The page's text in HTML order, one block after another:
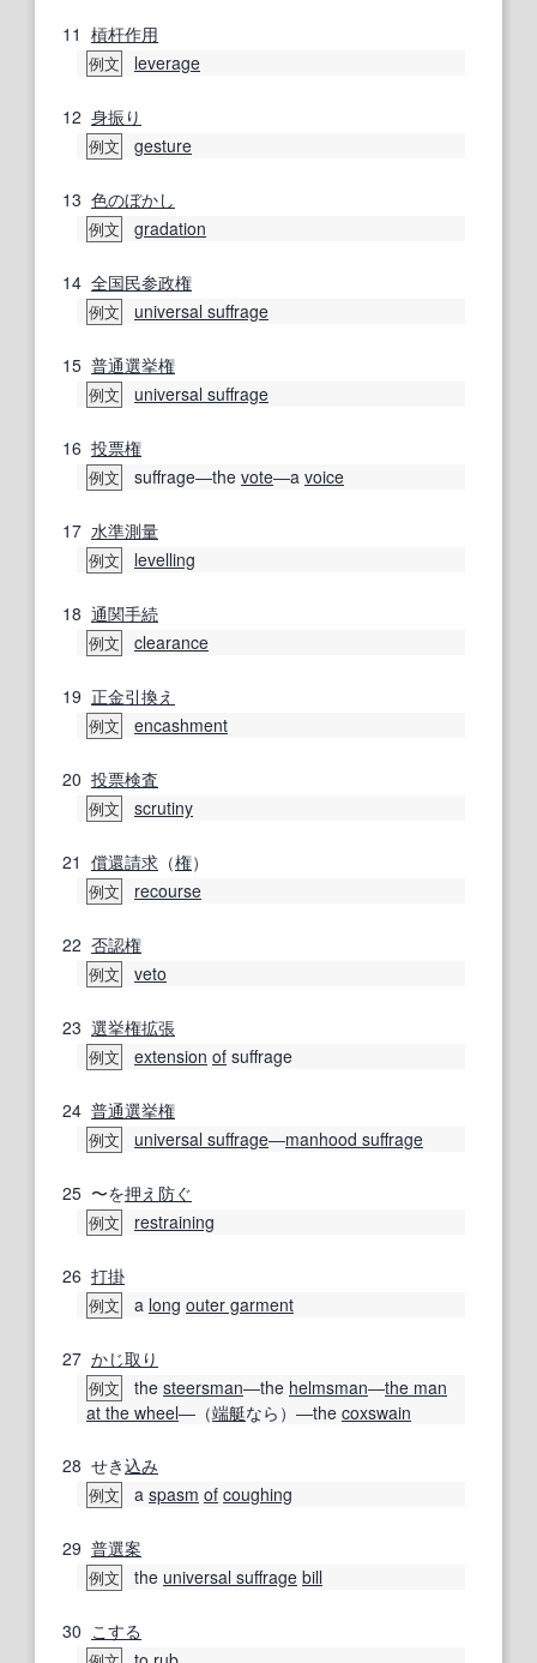
11 槓杆作用
例文 leverage
12 身振り
例文 gesture
13 色のぼかし
例文 gradation
14 全国民参政権
例文 universal suffrage
15 普通選挙権
例文 universal suffrage
16 投票権
例文 suffrage―the vote―a voice
17 水準測量
例文 levelling
18 通関手続
例文 clearance
19 正金引換え
例文 encashment
20 投票検査
例文 scrutiny
21 償還請求 （権）
例文 recourse
22 否認権
例文 veto
23 選挙権拡張
例文 extension of suffrage
24 普通選挙権
例文 universal suffrage―manhood suffrage
25 〜を押え 防ぐ
例文 restraining
26 打掛
例文 a long outer garment
27 かじ取り
例文 the steersman―the helmsman―the man
at the wheel―（端艇なら）―the coxswain
28 せき込み
例文 a spasm of coughing
29 普選案
例文 the universal suffrage bill
30 こする